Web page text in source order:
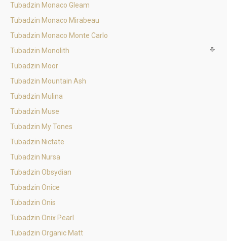
Tubadzin Monaco Gleam
Tubadzin Monaco Mirabeau
Tubadzin Monaco Monte Carlo
Tubadzin Monolith
Tubadzin Moor
Tubadzin Mountain Ash
Tubadzin Mulina
Tubadzin Muse
Tubadzin My Tones
Tubadzin Nictate
Tubadzin Nursa
Tubadzin Obsydian
Tubadzin Onice
Tubadzin Onis
Tubadzin Onix Pearl
Tubadzin Organic Matt